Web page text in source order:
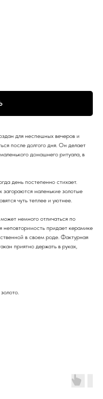
для неспешных вечеров и
после долгого дня. Он делает
домашнего ритуала, в
день постепенно стихает.
маленькие золотые
чуть теплее и уютнее.
немного отличаться по
придает керамике
в своем роде. Фактурная
приятно держать в руках,